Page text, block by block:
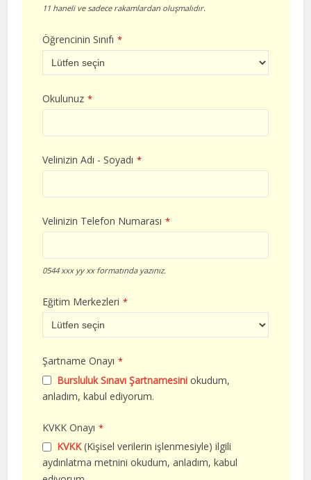
11 haneli ve sadece rakamlardan oluşmalıdır.
Öğrencinin Sınıfı *
Okulunuz *
Velinizin Adı - Soyadı *
Velinizin Telefon Numarası *
0544 xxx yy xx formatında yazınız.
Eğitim Merkezleri *
Şartname Onayı *
Bursluluk Sınavı Şartnamesini okudum,
anladım, kabul ediyorum.
KVKK Onayı *
KVKK(Kişisel verilerin işlenmesiyle) ilgili
aydınlatma metnini okudum, anladım, kabul